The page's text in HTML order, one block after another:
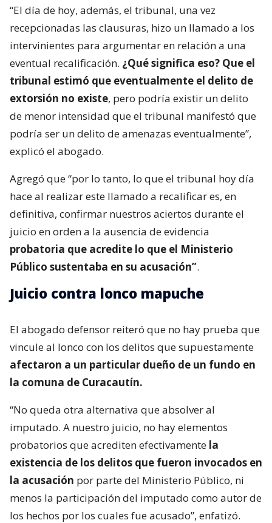
“El día de hoy, además, el tribunal, una vez
recepcionadas las clausuras, hizo un llamado a los
intervinientes para argumentar en relación a una
eventual recalificación. ¿Qué significa eso? Que el
tribunal estimó que eventualmente el delito de
extorsión no existe, pero podría existir un delito
de menor intensidad que el tribunal manifestó que
podría ser un delito de amenazas eventualmente”,
explicó el abogado.
Agregó que “por lo tanto, lo que el tribunal hoy día
hace al realizar este llamado a recalificar es, en
definitiva, confirmar nuestros aciertos durante el
juicio en orden a la ausencia de evidencia
probatoria que acredite lo que el Ministerio
Público sustentaba en su acusación”.
Juicio contra lonco mapuche
El abogado defensor reiteró que no hay prueba que
vincule al lonco con los delitos que supuestamente
afectaron a un particular dueño de un fundo en
la comuna de Curacautín.
“No queda otra alternativa que absolver al
imputado. A nuestro juicio, no hay elementos
probatorios que acrediten efectivamente la
existencia de los delitos que fueron invocados en
la acusación por parte del Ministerio Público, ni
menos la participación del imputado como autor de
los hechos por los cuales fue acusado”, enfatizó.